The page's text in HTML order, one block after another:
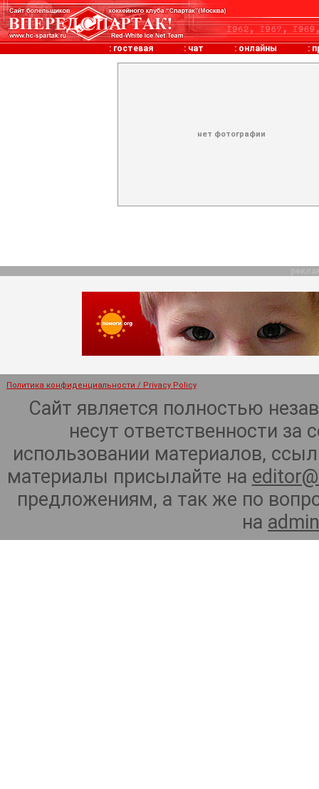
: гостевая : чат : онлайны :
нет фотографии
Политика конфиденциальности / Privacy Policy
Сайт является полностью
несут ответственности
использовании материалов,
материалы присылайте на
предложениям, а так же по
на